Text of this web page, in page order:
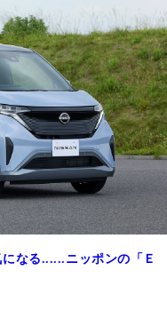
なる......ニッポンの「Ｅ